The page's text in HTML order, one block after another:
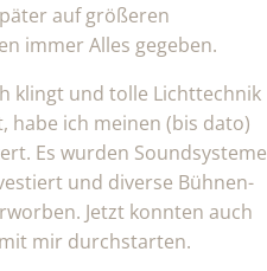
auf größeren
immer Alles gegeben.
klingt und tolle Lichttechnik
habe ich meinen (bis dato)
Es wurden Soundsysteme
und diverse Bühnen-
Jetzt konnten auch
mir durchstarten.